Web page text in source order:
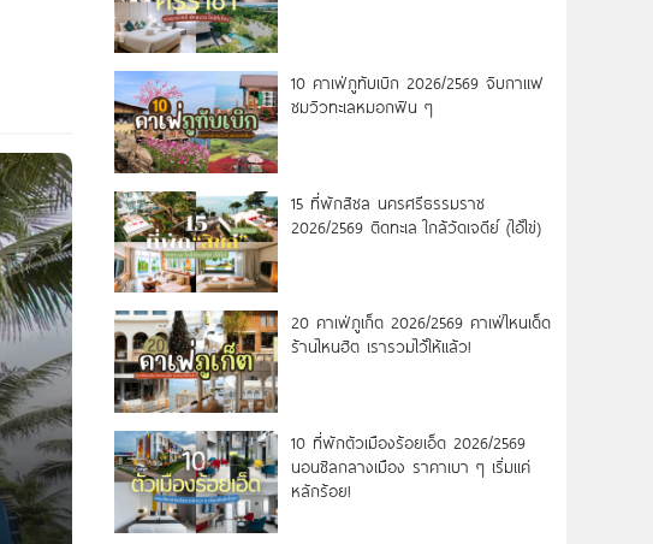
10 คาเฟ่ภูทับเบิก 2026/2569 จิบกาแฟ
ชมวิวทะเลหมอกฟิน ๆ
15 ที่พักสิชล นครศรีธรรมราช
2026/2569 ติดทะเล ใกล้วัดเจดีย์ (ไอ้ไข่)
20 คาเฟ่ภูเก็ต 2026/2569 คาเฟ่ไหนเด็ด
ร้านไหนฮิต เรารวมไว้ให้แล้ว!
10 ที่พักตัวเมืองร้อยเอ็ด 2026/2569
นอนชิลกลางเมือง ราคาเบา ๆ เริ่มแค่
หลักร้อย!